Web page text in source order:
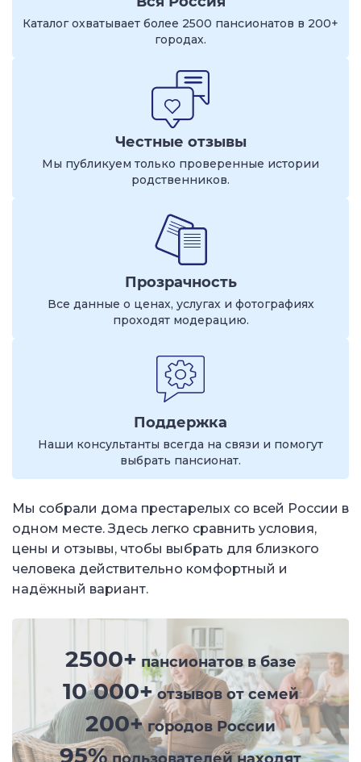
Каталог охватывает более 2500 пансионатов в 200+
городах.
Честные отзывы
Мы публикуем только проверенные истории
родственников.
Прозрачность
Все данные о ценах, услугах и фотографиях
проходят модерацию.
Поддержка
Наши консультанты всегда на связи и помогут
выбрать пансионат.
Мы собрали дома престарелых со всей России в
одном месте. Здесь легко сравнить условия,
цены и отзывы, чтобы выбрать для близкого
человека действительно комфортный и
надёжный вариант.
2500+ пансионатов в базе
10 000+отзывов от семей
200+городов России
95%